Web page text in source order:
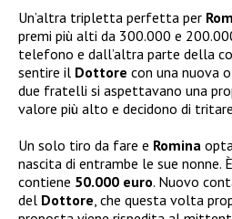
Un’altra tripletta perfetta per
premi più alti da 300.000 e
telefono e dall’altra parte della
sentire il Dottore con una nuova
due fratelli si aspettavano una
valore più alto e decidono di tritare
Un solo tiro da fare e Romina
nascita di entrambe le sue nonne.
contiene 50.000 euro. Nuovo
del Dottore , che questa volta